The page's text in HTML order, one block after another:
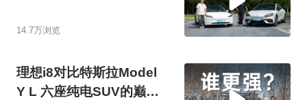
14.7万浏览
理想i8对比特斯拉Model
Y L 六座纯电SUV的巅峰